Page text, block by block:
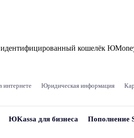
кошелёк
интернете Юридическая информация
ЮKassa для бизнеса Пополнение